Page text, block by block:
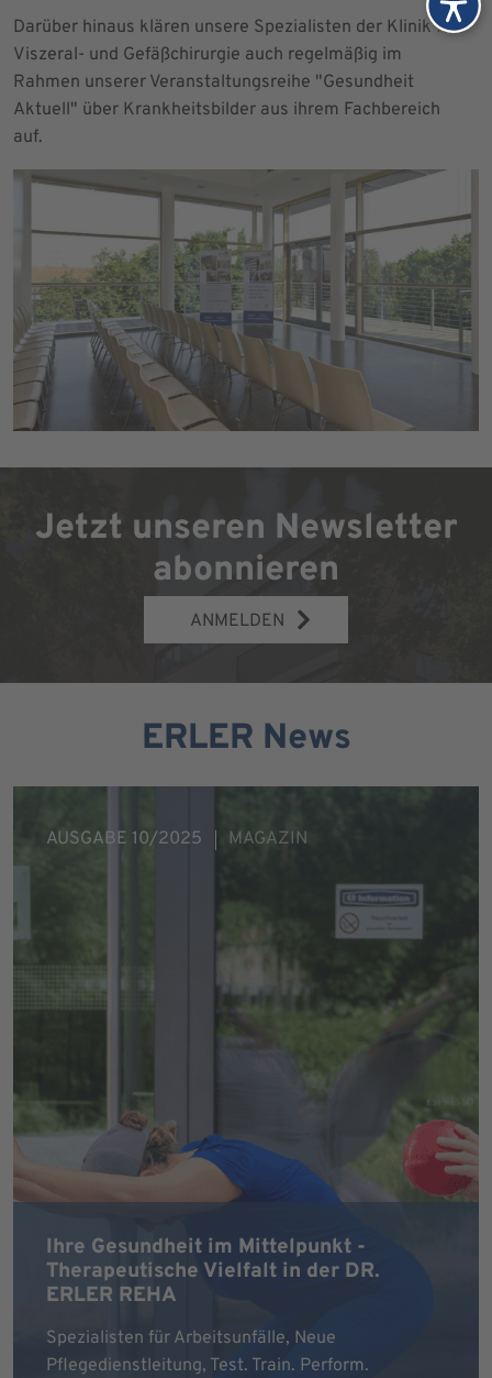
Darüber hinaus klären unsere Spezialisten der Klinik für
Viszeral- und Gefäßchirurgie auch regelmäßig im
Rahmen unserer Veranstaltungsreihe "Gesundheit
Aktuell" über Krankheitsbilder aus ihrem Fachbereich
auf.
Jetzt unseren Newsletter
abonnieren
ANMELDEN
ERLER News
Ihre Gesundheit im Mittelpunkt -
Therapeutische Vielfalt in der DR.
ERLER REHA
Spezialisten für Arbeitsunfälle, Neue
Pflegedienstleitung, Test. Train. Perform.
AUSGABE 10/2025 MAGAZIN